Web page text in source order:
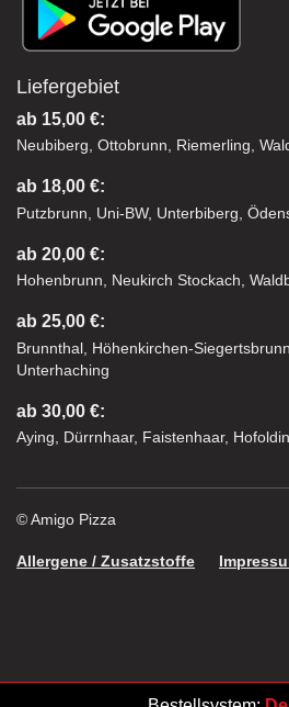
Liefergebiet
ab 15,00 €:
Neubiberg, Ottobrunn, Riemerling,
ab 18,00 €:
Putzbrunn, Uni-BW, Unterbiberg,
ab 20,00 €:
Hohenbrunn, Neukirch Stockach,
ab 25,00 €:
Brunnthal, Höhenkirchen-
Unterhaching
ab 30,00 €:
Aying, Dürrnhaar, Faistenhaar,
© Amigo Pizza
Allergene / Zusatzstoffe